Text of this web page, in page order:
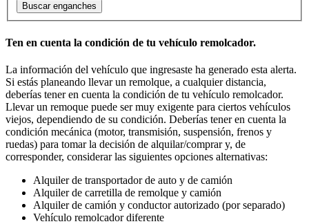
Buscar enganches
Ten en cuenta la condición de tu vehículo remolcador.
La información del vehículo que ingresaste ha generado esta alerta.
Si estás planeando llevar un remolque, a cualquier distancia,
deberías tener en cuenta la condición de tu vehículo remolcador.
Llevar un remoque puede ser muy exigente para ciertos vehículos
viejos, dependiendo de su condición. Deberías tener en cuenta la
condición mecánica (motor, transmisión, suspensión, frenos y
ruedas) para tomar la decisión de alquilar/comprar y, de
corresponder, considerar las siguientes opciones alternativas:
Alquiler de transportador de auto y de camión
Alquiler de carretilla de remolque y camión
Alquiler de camión y conductor autorizado (por separado)
Vehículo remolcador diferente